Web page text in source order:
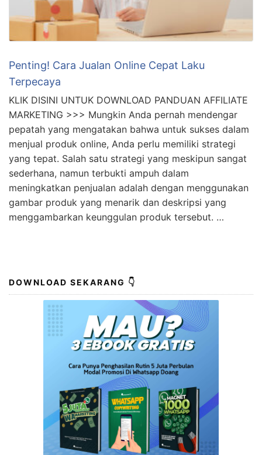
Penting! Cara Jualan Online Cepat Laku
Terpecaya
KLIK DISINI UNTUK DOWNLOAD PANDUAN AFFILIATE
MARKETING >>> Mungkin Anda pernah mendengar
pepatah yang mengatakan bahwa untuk sukses dalam
menjual produk online, Anda perlu memiliki strategi
yang tepat. Salah satu strategi yang meskipun sangat
sederhana, namun terbukti ampuh dalam
meningkatkan penjualan adalah dengan menggunakan
gambar produk yang menarik dan deskripsi yang
menggambarkan keunggulan produk tersebut. …
DOWNLOAD SEKARANG 👇